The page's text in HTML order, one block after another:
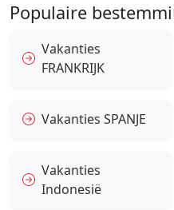
Populaire
Vakanties
FRANKRIJK
Vakanties SPANJE
Vakanties
Indonesië